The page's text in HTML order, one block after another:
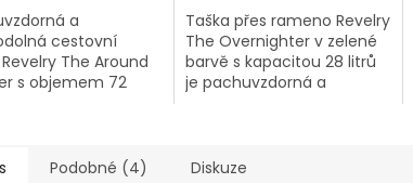
a
cestovní
The Around
s objemem 72
Revelry...
Taška přes rameno Revelry
The Overnighter v zelené
barvě s kapacitou 28 litrů
je pachuvzdorná a
voděodolným zipům a
Podobné (4) Diskuze